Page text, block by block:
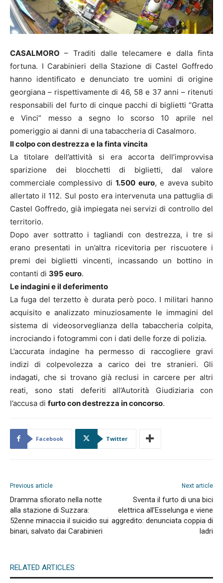
CASALMORO – Traditi dalle telecamere e dalla finta
fortuna. I Carabinieri della Stazione di Castel Goffredo
hanno identificato e denunciato tre uomini di origine
georgiana – rispettivamente di 46, 58 e 37 anni – ritenuti
responsabili del furto di cinque pacchi di biglietti “Gratta
e Vinci” messo a segno lo scorso 10 aprile nel
pomeriggio ai danni di una tabaccheria di Casalmoro.
Il colpo con destrezza e la finta vincita
La titolare dell’attività si era accorta dell’improvvisa
sparizione dei blocchetti di biglietti, dal valore
commerciale complessivo di1.500 euro, e aveva subito
allertato il 112. Sul posto era intervenuta una pattuglia di
Castel Goffredo, già impiegata nei servizi di controllo del
territorio.
Dopo aver sottratto i tagliandi con destrezza, i tre si
erano presentati in un’altra ricevitoria per riscuotere i
premi dei biglietti vincenti, incassando un bottino in
contanti di 395 euro.
Le indagini e il deferimento
La fuga del terzetto è durata però poco. I militari hanno
acquisito e analizzato minuziosamente le immagini del
sistema di videosorveglianza della tabaccheria colpita,
incrociando i fotogrammi con i dati delle forze di polizia.
L’accurata indagine ha permesso di raccogliere gravi
indizi di colpevolezza a carico dei tre stranieri. Gli
indagati, che si trovano già reclusi in carcere per altri
reati, sono stati deferiti all’Autorità Giudiziaria con
l’accusa di furto con destrezza in concorso.
Facebook Twitter
Previous article
Dramma sfiorato nella notte
alla stazione di Suzzara:
52enne minaccia il suicidio sui
binari, salvato dai Carabinieri
Next article
Sventa il furto di una bici
elettrica all’Esselunga e viene
aggredito: denunciata coppia di
ladri
RELATED ARTICLES